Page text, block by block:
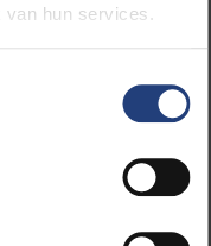
van hun services.